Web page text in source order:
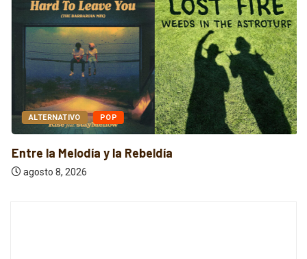
ALTERNATIVO POP
Entre la Melodía y la Rebeldía
agosto 8, 2026